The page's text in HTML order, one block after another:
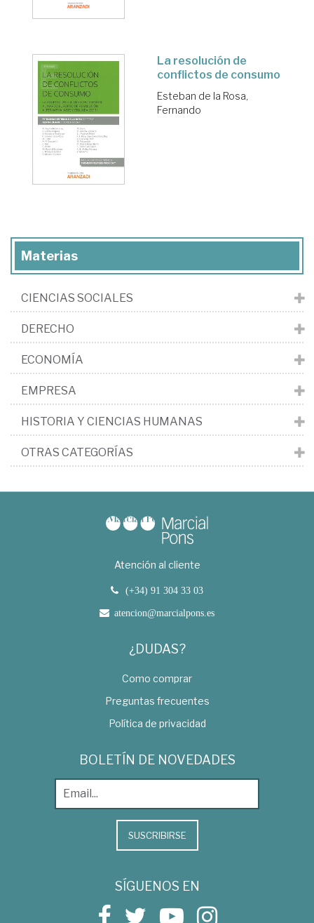
La resolución de
conflictos de consumo
Esteban de la Rosa,
Fernando
Materias
CIENCIAS SOCIALES
DERECHO
ECONOMÍA
EMPRESA
HISTORIA Y CIENCIAS HUMANAS
OTRAS CATEGORÍAS
Atención al cliente
(+34) 91 304 33 03
atencion@marcialpons.es
¿DUDAS?
Como comprar
Preguntas frecuentes
Política de privacidad
BOLETÍN DE NOVEDADES
SUSCRIBIRSE
SÍGUENOS EN